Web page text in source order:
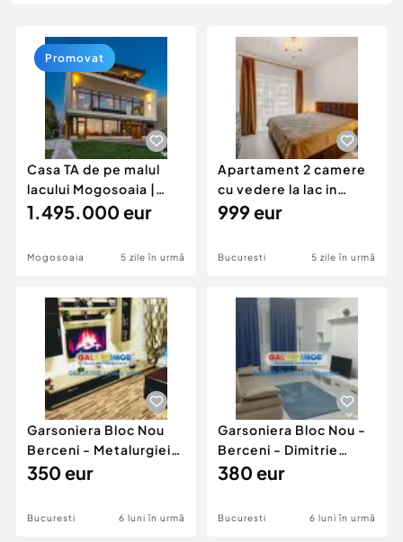
Animale de companie
Afaceri și echipamente profesionale
Inchiriere Bunuri si Vehicule
Piese auto si accesorii
Dacia Duster
Casa TA de pe malul
lacului Mogosoaia |
Piscina | Deschidere
1.495.000 eur
Mogosoaia 5 zile în urmă
Promovat
Apartament 2 camere
cu vedere la lac in
GranVia LakeView
999 eur
Bucuresti 5 zile în urmă
Garsoniera Bloc Nou
Berceni - Metalurgiei
Park - Postalionul
350 eur
Bucuresti 6 luni în urmă
Garsoniera Bloc Nou -
Berceni - Dimitrie
Leonida
380 eur
Bucuresti 6 luni în urmă